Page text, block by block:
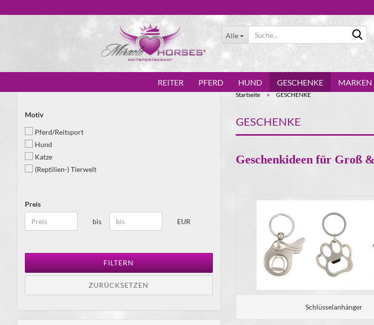
Alle
REITER PFERD HUND GESCHENKE MARKEN
Startseite » GESCHENKE
GESCHENKE
Geschenkideen für Groß
Schlüsselanhänger
Motiv
Pferd/Reitsport
Hund
Katze
(Reptilien-) Tierwelt
Preis
bis EUR
FILTERN
ZURÜCKSETZEN